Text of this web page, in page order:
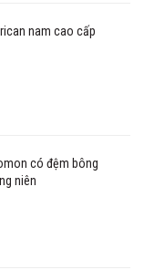
nam cao cấp
có đệm bông
niên